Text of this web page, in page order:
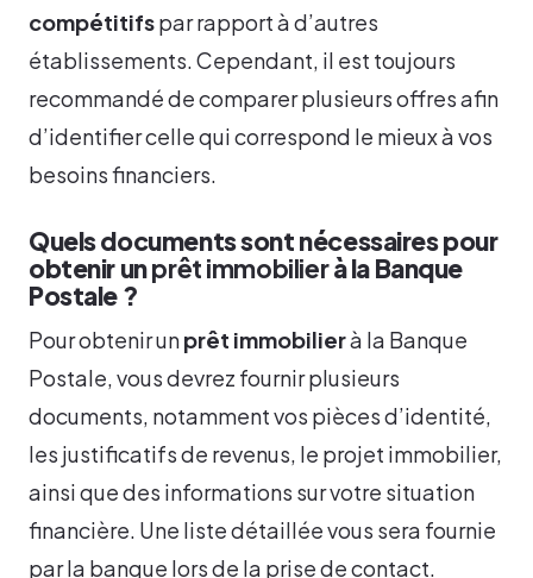
compétitifspar rapport à d’autres
établissements. Cependant, il est toujours
recommandé de comparer plusieurs offres afin
d’identifier celle qui correspond le mieux à vos
besoins financiers.
Quels documents sont nécessaires pour
obtenir unprêt immobilierà la Banque
Postale ?
Pour obtenir unprêt immobilierà la Banque
Postale, vous devrez fournir plusieurs
documents, notamment vos pièces d’identité,
les justificatifs de revenus, le projet immobilier,
ainsi que des informations sur votre situation
financière. Une liste détaillée vous sera fournie
par la banque lors de la prise de contact.